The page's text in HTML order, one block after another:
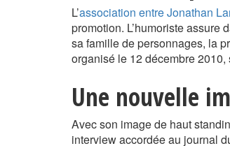
L’association entre Jonathan
promotion. L’humoriste assure
sa famille de personnages, la
organisé le 12 décembre
Une nouvelle
Avec son image de haut
interview accordée au journal